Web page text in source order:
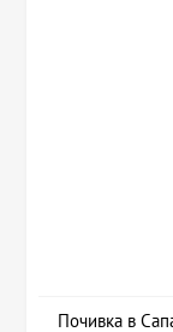
Почивка в